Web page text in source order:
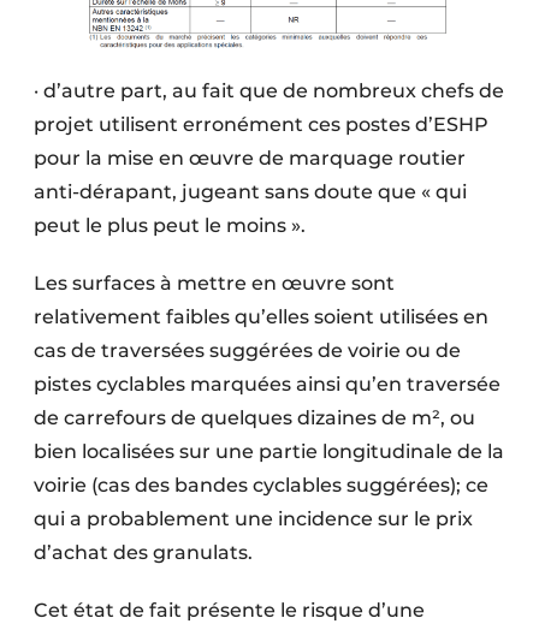
· d’autre part, au fait que de nombreux chefs de
projet utilisent erronément ces postes d’ESHP
pour la mise en œuvre de marquage routier
anti-dérapant, jugeant sans doute que « qui
peut le plus peut le moins ».
Les surfaces à mettre en œuvre sont
relativement faibles qu’elles soient utilisées en
cas de traversées suggérées de voirie ou de
pistes cyclables marquées ainsi qu’en traversée
de carrefours de quelques dizaines de m², ou
bien localisées sur une partie longitudinale de la
voirie (cas des bandes cyclables suggérées); ce
qui a probablement une incidence sur le prix
d’achat des granulats.
Cet état de fait présente le risque d’une